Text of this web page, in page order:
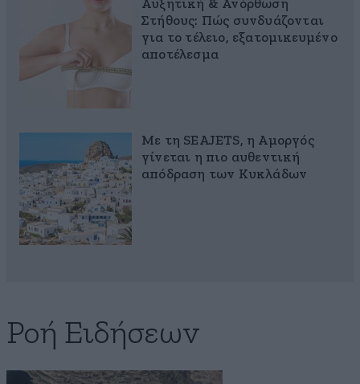
Αυξητική & Ανόρθωση
Στήθους: Πώς συνδυάζονται
για το τέλειο, εξατομικευμένο
αποτέλεσμα
Με τη SEAJETS, η Αμοργός
γίνεται η πιο αυθεντική
απόδραση των Κυκλάδων
Ροή Ειδήσεων